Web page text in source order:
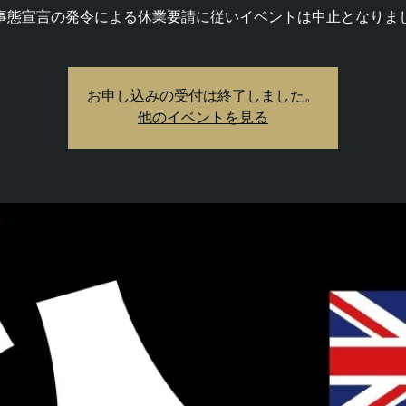
態宣言の発令による休業要請に従いイベントは中止となりま
お申し込みの受付は終了しました。
他のイベントを見る